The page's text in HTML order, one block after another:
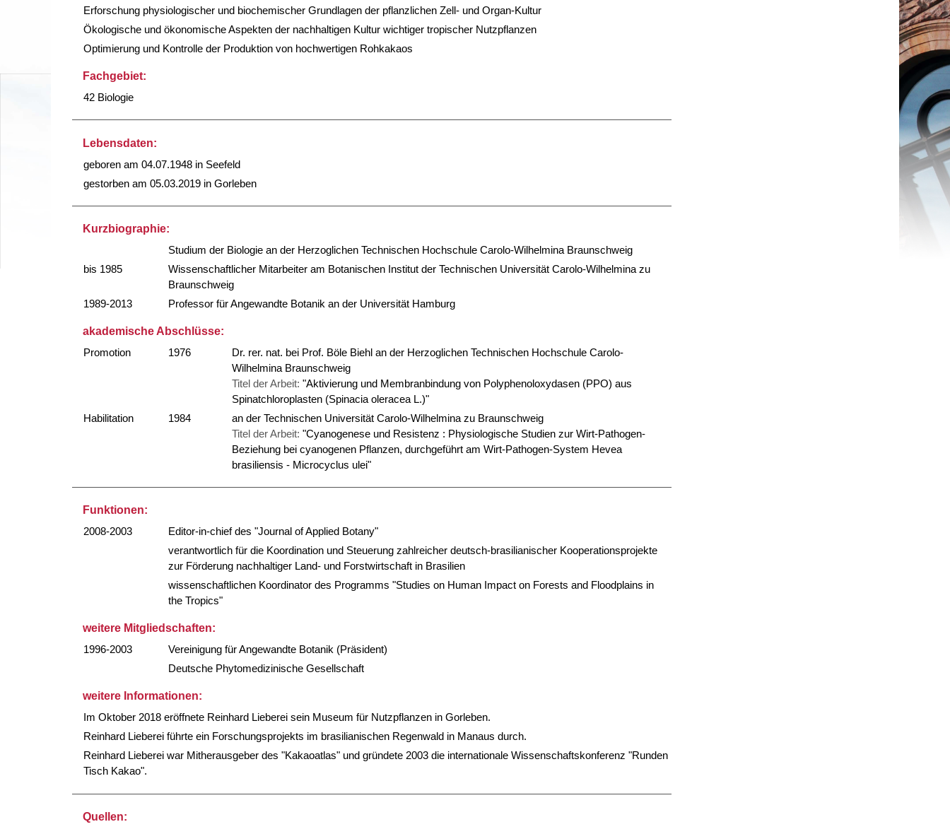
Erforschung physiologischer und biochemischer Grundlagen der pflanzlichen Zell- und Organ-Kultur
Ökologische und ökonomische Aspekten der nachhaltigen Kultur wichtiger tropischer Nutzpflanzen
Optimierung und Kontrolle der Produktion von hochwertigen Rohkakaos
Fachgebiet:
42 Biologie
Lebensdaten:
geboren am 04.07.1948 in Seefeld
gestorben am 05.03.2019 in Gorleben
Kurzbiographie:
Studium der Biologie an der Herzoglichen Technischen Hochschule Carolo-Wilhelmina Braunschweig
bis 1985
Wissenschaftlicher Mitarbeiter am Botanischen Institut der Technischen Universität Carolo-Wilhelmina zu
Braunschweig
1989-2013
Professor für Angewandte Botanik an der Universität Hamburg
akademische Abschlüsse:
Promotion
1976
Dr. rer. nat. bei Prof. Böle Biehl an der Herzoglichen Technischen Hochschule Carolo-
Wilhelmina Braunschweig
Titel der Arbeit: "Aktivierung und Membranbindung von Polyphenoloxydasen (PPO) aus
Spinatchloroplasten (Spinacia oleracea L.)"
Habilitation
1984
an der Technischen Universität Carolo-Wilhelmina zu Braunschweig
Titel der Arbeit: "Cyanogenese und Resistenz : Physiologische Studien zur Wirt-Pathogen-
Beziehung bei cyanogenen Pflanzen, durchgeführt am Wirt-Pathogen-System Hevea
brasiliensis - Microcyclus ulei"
Funktionen:
2008-2003
Editor-in-chief des "Journal of Applied Botany"
verantwortlich für die Koordination und Steuerung zahlreicher deutsch-brasilianischer Kooperationsprojekte
zur Förderung nachhaltiger Land- und Forstwirtschaft in Brasilien
wissenschaftlichen Koordinator des Programms "Studies on Human Impact on Forests and Floodplains in
the Tropics"
weitere Mitgliedschaften:
1996-2003
Vereinigung für Angewandte Botanik (Präsident)
Deutsche Phytomedizinische Gesellschaft
weitere Informationen:
Im Oktober 2018 eröffnete Reinhard Lieberei sein Museum für Nutzpflanzen in Gorleben.
Reinhard Lieberei führte ein Forschungsprojekts im brasilianischen Regenwald in Manaus durch.
Reinhard Lieberei war Mitherausgeber des "Kakaoatlas" und gründete 2003 die internationale Wissenschaftskonferenz "Runden
Tisch Kakao".
Quellen: